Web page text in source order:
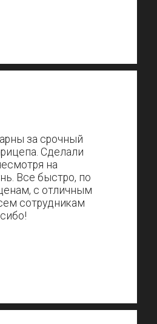
за срочный
Сделали
на
Все быстро, по
с отличным
сотрудникам